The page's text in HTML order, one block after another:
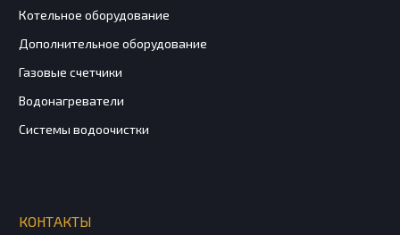
Котельное оборудование
Дополнительное оборудование
Газовые счетчики
Водонагреватели
Системы водоочистки
КОНТАКТЫ